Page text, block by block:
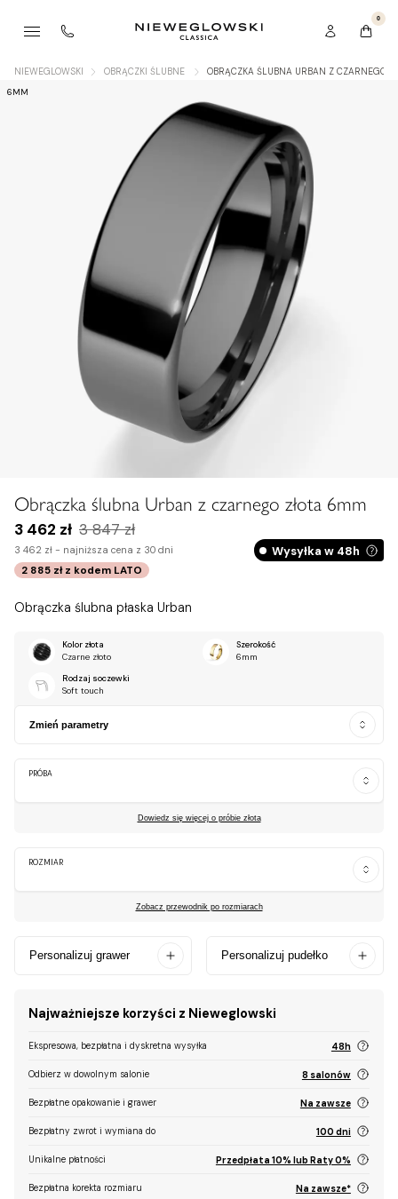
0
NIEWEGLOWSKI OBRĄCZKI ŚLUBNE OBRĄCZKA ŚLUBNA URBAN Z CZARNEGO
6MM
Obrączka ślubna Urban z czarnego złota 6mm
3 462 zł 3 847 zł
3 462 zł - najniższa cena z 30 dni
2 885 zł z kodem LATO
Wysyłka w 48h
Obrączka ślubna płaska Urban
Kolor złota
Czarne złoto
Szerokość
6mm
Rodzaj soczewki
Soft touch
Zmień parametry
PRÓBA
Dowiedz się więcej o próbie złota
ROZMIAR
Zobacz przewodnik po rozmiarach
Personalizuj grawer Personalizuj pudełko
Najważniejsze korzyści z Nieweglowski
Ekspresowa, bezpłatna i dyskretna wysyłka 48h
Odbierz w dowolnym salonie 8 salonów
Bezpłatne opakowanie i grawer Na zawsze
Bezpłatny zwrot i wymiana do 100 dni
Unikalne płatności Przedpłata 10% lub Raty 0%
Bezpłatna korekta rozmiaru Na zawsze*